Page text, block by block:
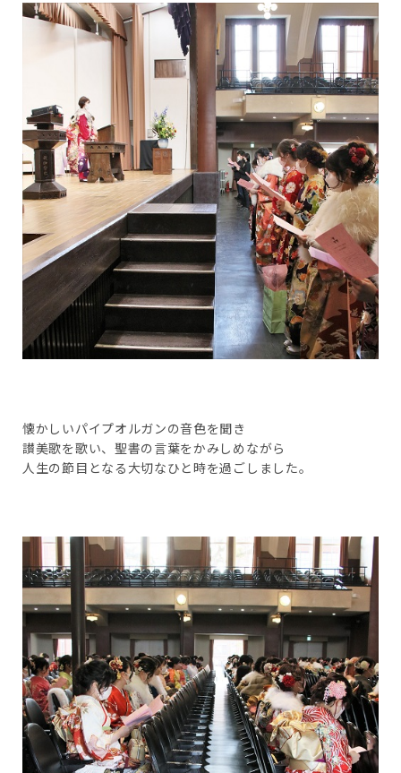
懐かしいパイプオルガンの音色を聞き
讃美歌を歌い、聖書の言葉をかみしめながら
人生の節目となる大切なひと時を過ごしました。